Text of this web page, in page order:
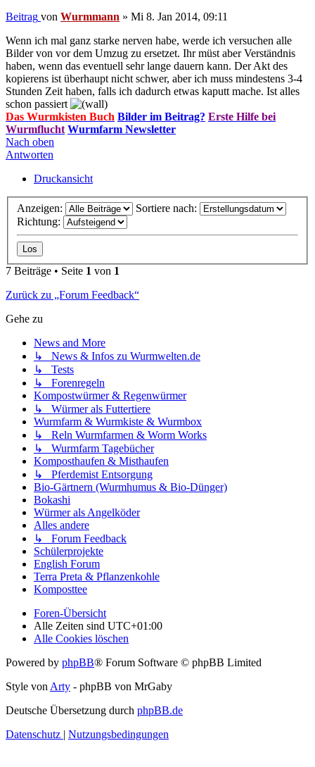
Beitrag von Wurmmann » Mi 8. Jan 2014, 09:11
Wenn ich mal ganz starke nerven habe, werde ich versuchen alle
Bilder von vor dem Umzug zu ersetzet. Ihr müst aber Verständnis
haben, wenn das eventuell sehr lange dauern kann. Der Akt des
kopierens ist überhaupt nicht schwer, aber ich muss mindestens 3-4
Stunden Zeit haben, falls ich dadurch etwas kaputt mache. Ist alles
schon passiert
Das Wurmkisten Buch Bilder im Beitrag? Erste Hilfe bei
Wurmflucht Wurmfarm Newsletter
Nach oben
Antworten
Druckansicht
Anzeigen:
Sortiere nach:
Richtung:
7 Beiträge • Seite 1 von 1
Zurück zu „Forum Feedback“
Gehe zu
News and More
↳ News & Infos zu Wurmwelten.de
↳ Tests
↳ Forenregeln
Kompostwürmer & Regenwürmer
↳ Würmer als Futtertiere
Wurmfarm & Wurmkiste & Wurmbox
↳ Reln Wurmfarmen & Worm Works
↳ Wurmfarm Tagebücher
Komposthaufen & Misthaufen
↳ Pferdemist Entsorgung
Bio-Gärtnern (Wurmhumus & Bio-Dünger)
Bokashi
Würmer als Angelköder
Alles andere
↳ Forum Feedback
Schülerprojekte
English Forum
Terra Preta & Pflanzenkohle
Komposttee
Foren-Übersicht
Alle Zeiten sind UTC+01:00
Alle Cookies löschen
Powered by phpBB® Forum Software © phpBB Limited
Style von Arty - phpBB von MrGaby
Deutsche Übersetzung durch phpBB.de
Datenschutz | Nutzungsbedingungen